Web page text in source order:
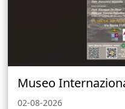
Museo
02-08-2026